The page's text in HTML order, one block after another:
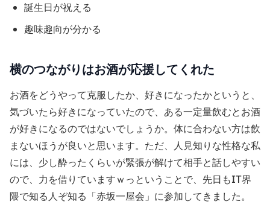
誕生日が祝える
趣味趣向が分かる
横のつながりはお酒が応援してくれた
お酒をどうやって克服したか、好きになったかというと、
気づいたら好きになっていたので、ある一定量飲むとお酒
が好きになるのではないでしょうか。体に合わない方は飲
まないほうが良いと思います。ただ、人見知りな性格な私
には、少し酔ったくらいが緊張が解けて相手と話しやすい
ので、力を借りていますｗっということで、先日もIT界
隈で知る人ぞ知る「赤坂一屋会」に参加してきました。